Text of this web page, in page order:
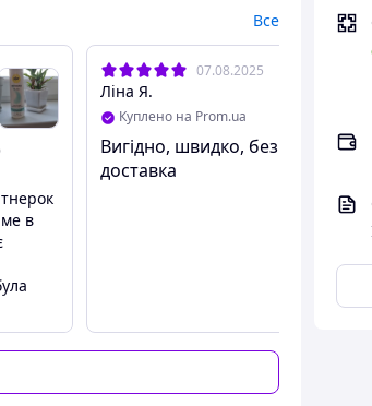
подходит для
видами секс-игрушек.
Все
в
07.08.2025
Ліна Я.
Куплено на Prom.ua
Вигідно, швидко, безкоштовна
доставка